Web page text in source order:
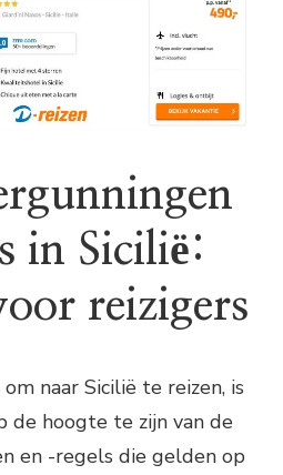
in Sicilië:
reizigers
naar Sicilië te reizen, is
de hoogte te zijn van de
en -regels die gelden op